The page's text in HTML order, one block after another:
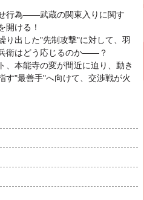
行為――武蔵の関東入りに関す
開ける！
出した"先制攻撃"に対して、羽
衛はどう応じるのか――？
本能寺の変が間近に迫り、動き
す"最善手"へ向けて、交渉戦が火